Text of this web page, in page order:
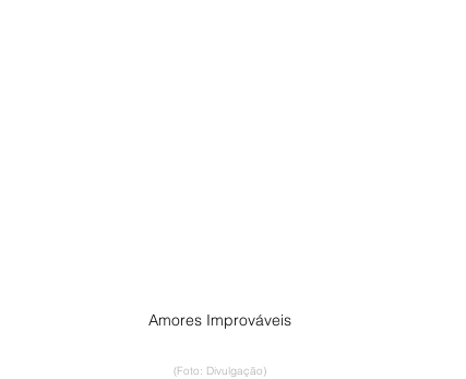
Amores Improváveis
(Foto: Divulgação)